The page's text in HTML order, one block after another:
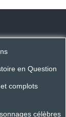
en Question
complots
célèbres